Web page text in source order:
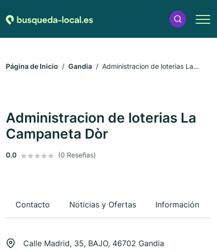
Página de Inicio Gandia
Administracion de loterias La
Administracion de loterias La
Campaneta Dòr
0.0 (0 Reseñas)
Contacto Noticias y Ofertas Información
Calle Madrid, 35, BAJO, 46702 Gandia